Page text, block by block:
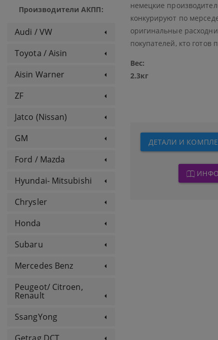
Производители АКПП:
Audi / VW
Toyota / Aisin
Aisin Warner
ZF
Jatco (Nissan)
GM
Ford / Mazda
Hyundai- Mitsubishi
Chrysler
Honda
Subaru
Mercedes Benz
Peugeot/ Citroen,
Renault
SsangYong
немецкие
конкурируют по
оригинальные
покупателей, кто готов
Вес:
2.3кг
ДЕТАЛИ И